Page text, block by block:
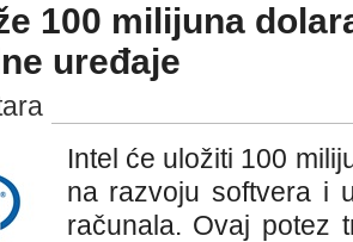
100 milijuna
uređaje
Intel će uložiti 100
na razvoju softvera i
računala. Ovaj potez